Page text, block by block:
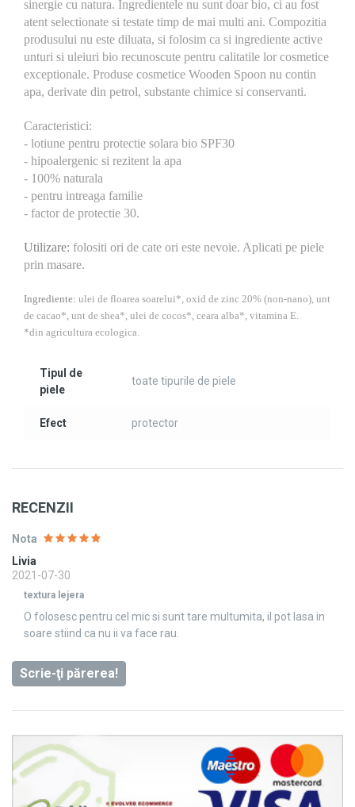
sinergie cu natura. Ingredientele nu sunt doar bio, ci au fost
atent selectionate si testate timp de mai multi ani. Compozitia
produsului nu este diluata, si folosim ca si ingrediente active
unturi si uleiuri bio recunoscute pentru calitatile lor cosmetice
exceptionale. Produse cosmetice Wooden Spoon nu contin
apa, derivate din petrol, substante chimice si conservanti.
Caracteristici:
- lotiune pentru protectie solara bio SPF30
- hipoalergenic si rezitent la apa
- 100% naturala
- pentru intreaga familie
- factor de protectie 30.
Utilizare: folositi ori de cate ori este nevoie. Aplicati pe piele
prin masare.
Ingrediente: ulei de floarea soarelui*, oxid de zinc 20% (non-nano), unt
de cacao*, unt de shea*, ulei de cocos*, ceara alba*, vitamina E.
*din agricultura ecologica.
Tipul de
piele
toate tipurile de piele
Efect protector
RECENZII
Nota
Livia
2021-07-30
textura lejera
O folosesc pentru cel mic si sunt tare multumita, il pot lasa in
soare stiind ca nu ii va face rau.
Scrie-ţi părerea!